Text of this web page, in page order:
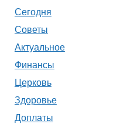
Сегодня
Советы
Актуальное
Финансы
Церковь
Здоровье
Доплаты